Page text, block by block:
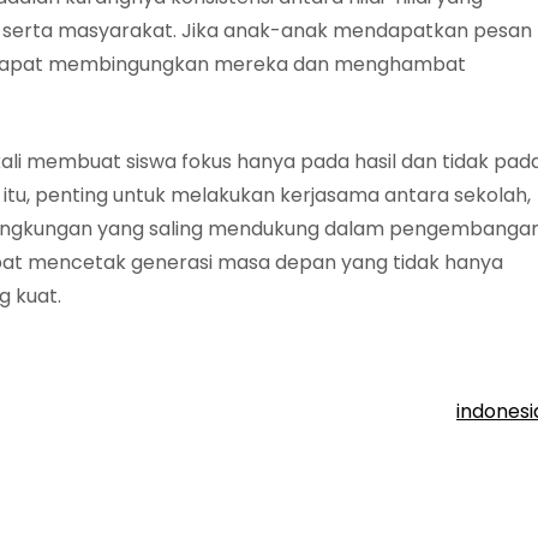
masyarakat. Jika anak-anak mendapatkan pesan
membingungkan mereka dan menghambat
membuat siswa fokus hanya pada hasil dan tidak
penting untuk melakukan kerjasama antara sekolah,
yang saling mendukung dalam
mencetak generasi masa depan yang tidak hanya
kuat.